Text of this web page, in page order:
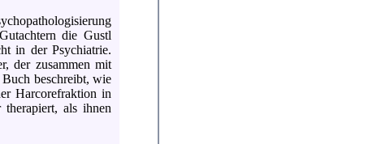
die Gustl
in der Psychiatrie.
der zusammen mit
beschreibt, wie
Harcorefraktion in
als ihnen